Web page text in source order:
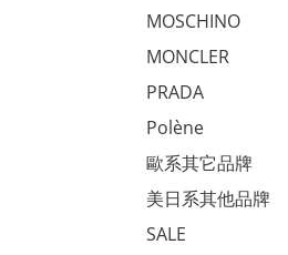
MOSCHINO
MONCLER
PRADA
Polène
歐系其它品牌
美日系其他品牌
SALE